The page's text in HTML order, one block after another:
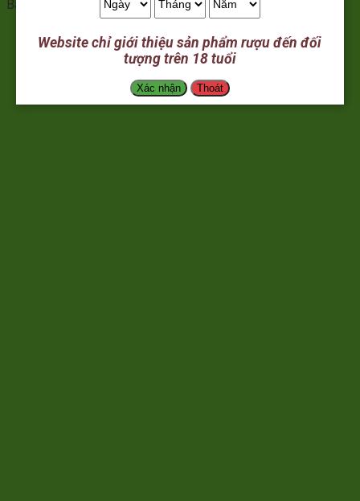
7 ngày trong tuần
Bán chạy nhất
Website chỉ giới thiệu sản phẩm rượu đến đối
tượng trên 18 tuổi
Xác nhận Thoát